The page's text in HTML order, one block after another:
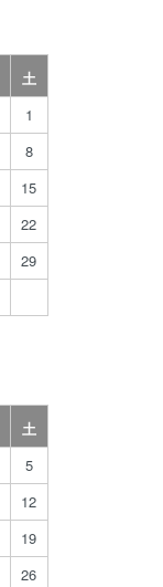
土
1
8
15
22
29
土
5
12
19
26